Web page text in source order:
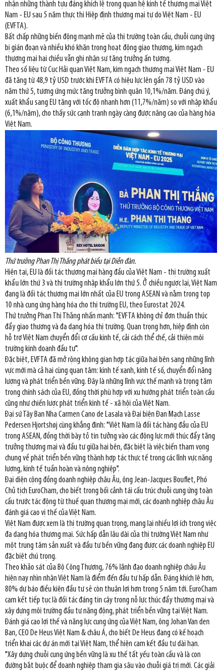
nhận những thành tựu đáng khích lệ trong quan hệ kinh tế thương mại Việt
Nam - EU sau 5 năm thực thi Hiệp định thương mại tự do Việt Nam - EU
(EVFTA).
Bất chấp những biến động mạnh mẽ của thị trường toàn cầu, chuỗi cung ứng
bị gián đoạn và nhiều khó khăn trong hoạt động giao thương, kim ngạch
thương mại hai chiều vẫn ghi nhận sự tăng trưởng ấn tượng.
Theo số liệu từ Cục Hải quan Việt Nam, kim ngạch thương mại Việt Nam - EU
đã tăng từ 48,9 tỷ USD trước khi EVFTA có hiệu lực lên gần 78 tỷ USD vào
năm thứ 5, tương ứng mức tăng trưởng bình quân 10,1%/năm. Đáng chú ý,
xuất khẩu sang EU tăng với tốc độ nhanh hơn (11,7%/năm) so với nhập khẩu
(6,1%/năm), cho thấy sức cạnh tranh ngày càng được nâng cao của hàng hóa
Việt Nam.
Thứ trưởng Phan Thị Thắng phát biểu tại Diễn đàn.
Hiện tại, EU là đối tác thương mại hàng đầu của Việt Nam - thị trường xuất
khẩu lớn thứ 3 và thị trường nhập khẩu lớn thứ 5. Ở chiều ngược lại, Việt Nam
đang là đối tác thương mại lớn nhất của EU trong ASEAN và nằm trong top
10 nhà cung ứng hàng hóa cho thị trường EU, theo Eurostat 2024.
Thứ trưởng Phan Thị Thắng nhấn mạnh: "EVFTA không chỉ đơn thuần thúc
đẩy giao thương và đa dạng hóa thị trường. Quan trọng hơn, hiệp định còn
hỗ trợ Việt Nam chuyển đổi cơ cấu kinh tế, cải cách thể chế, cải thiện môi
trường kinh doanh đầu tư".
Đặc biệt, EVFTA đã mở rộng không gian hợp tác giữa hai bên sang những lĩnh
vực mới mà cả hai cùng quan tâm: kinh tế xanh, kinh tế số, chuyển đổi năng
lượng và phát triển bền vững. Đây là những lĩnh vực thế mạnh và trọng tâm
trong chính sách của EU, đồng thời phù hợp với xu hướng phát triển toàn cầu
cũng như chiến lược phát triển kinh tế - xã hội của Việt Nam.
Đại sứ Tây Ban Nha Carmen Cano de Lasala và Đại biện Đan Mạch Lasse
Pedersen Hjortshøj cùng khẳng định: "Việt Nam là đối tác hàng đầu của EU
trong ASEAN, đồng thời bày tỏ tin tưởng vào các động lực mới thúc đẩy tăng
trưởng thương mại và đầu tư giữa hai bên, đặc biệt là việc biến tham vọng
chung về phát triển bền vững thành hợp tác thực tế trong các lĩnh vực năng
lượng, kinh tế tuần hoàn và nông nghiệp".
Đại diện cộng đồng doanh nghiệp châu Âu, ông Jean-Jacques Bouflet, Phó
Chủ tịch EuroCham, cho biết trong bối cảnh tái cấu trúc chuỗi cung ứng toàn
cầu trước tác động từ thuế quan thương mại mới, các doanh nghiệp châu Âu
đánh giá cao vị thế của Việt Nam.
Việt Nam được xem là thị trường quan trọng, mang lại nhiều lợi ích trong việc
đa dạng hóa thương mại. Sức hấp dẫn lâu dài của thị trường Việt Nam như
một trung tâm sản xuất và đầu tư bền vững đang được các doanh nghiệp EU
đặc biệt chú trọng.
Theo khảo sát của Bộ Công Thương, 76% lãnh đạo doanh nghiệp châu Âu
hiện nay nhìn nhận Việt Nam là điểm đến đầu tư hấp dẫn. Đáng khích lệ hơn,
80% dự báo điều kiện đầu tư sẽ còn thuận lợi hơn trong 5 năm tới. EuroCham
cam kết tiếp tục là đối tác đáng tin cậy trong nỗ lực thúc đẩy thương mại và
xây dựng môi trường đầu tư năng động, phát triển bền vững tại Việt Nam.
Đánh giá cao lợi thế và năng lực cung ứng của Việt Nam, ông Johan Van den
Ban, CEO De Heus Việt Nam & châu Á, cho biết De Heus đang có kế hoạch
triển khai các dự án mới tại Việt Nam, thể hiện cam kết đầu tư dài hạn.
"Xây dựng chuỗi cung ứng bền vững là xu thế tất yếu toàn cầu và là con
đường bắt buộc để doanh nghiệp tham gia sâu vào chuỗi giá trị mới. Các giải